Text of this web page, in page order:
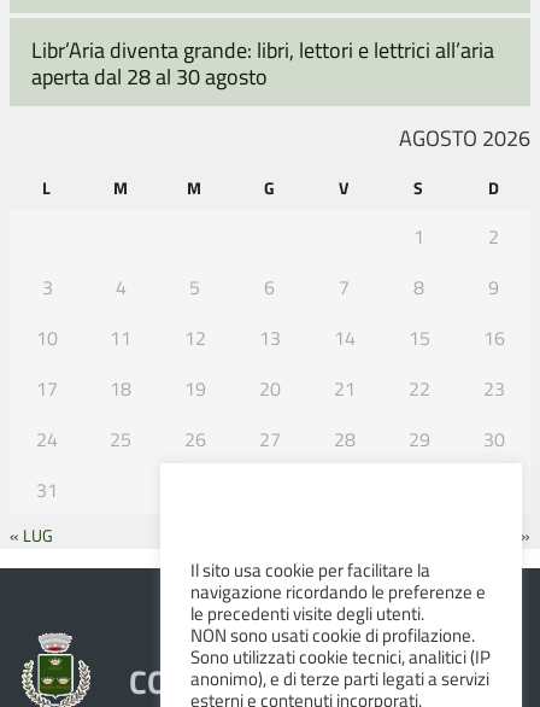
Libr’Aria diventa grande: libri, lettori e lettrici all’aria
aperta dal 28 al 30 agosto
AGOSTO 2026
L M M G V S D
1
2
3
4 5 6 7 8
9
10
11 12 13 14 15
16
17
18 19 20 21 22
23
24
25 26 27 28 29
30
31
« LUG SET »
COMUNE DI ALBINEA
Il sito usa cookie per facilitare la
navigazione ricordando le preferenze e
le precedenti visite degli utenti.
NON sono usati cookie di profilazione.
Sono utilizzati cookie tecnici, analitici (IP
anonimo), e di terze parti legati a servizi
esterni e contenuti incorporati.